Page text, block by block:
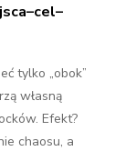
tylko „obok”
własną
Efekt?
chaosu, a